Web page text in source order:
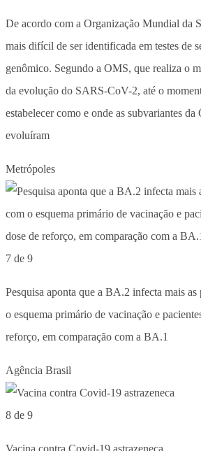
De acordo com a Organização Mundial da
mais difícil de ser identificada em testes de
genômico. Segundo a OMS, que realiza o
da evolução do SARS-CoV-2, até o
estabelecer como e onde as subvariantes
evoluíram
Metrópoles
7 de 9
Pesquisa aponta que a BA.2 infecta mais as
o esquema primário de vacinação e
reforço, em comparação com a BA.1
Agência Brasil
8 de 9
Vacina contra Covid-19 astrazeneca